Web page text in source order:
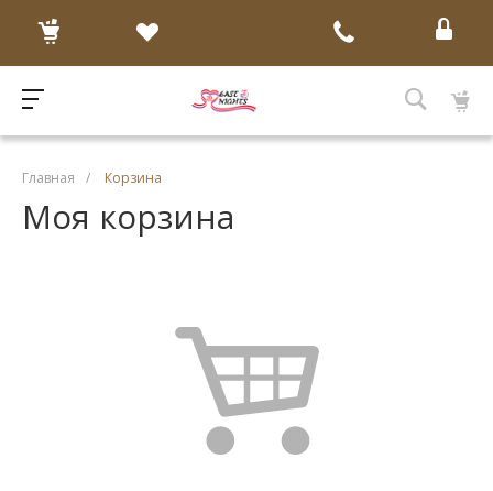
Главная / Корзина
Моя корзина